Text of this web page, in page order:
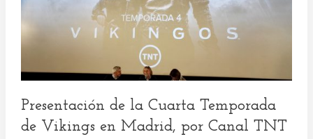
Presentación de la Cuarta Temporada
de Vikings en Madrid, por Canal TNT